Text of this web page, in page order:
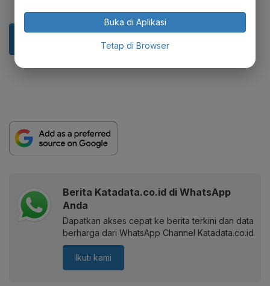
Berita Katadata.co.id di WhatsApp
Anda
Dapatkan akses cepat ke berita terkini dan data
berharga dari WhatsApp Channel Katadata.co.id
Ikuti kami
Buka di Aplikasi
Tetap di Browser